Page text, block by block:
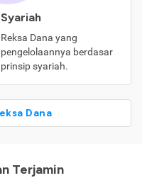
Syariah
Reksa Dana yang
pengelolaannya berdasar
prinsip syariah.
Dana
Terjamin